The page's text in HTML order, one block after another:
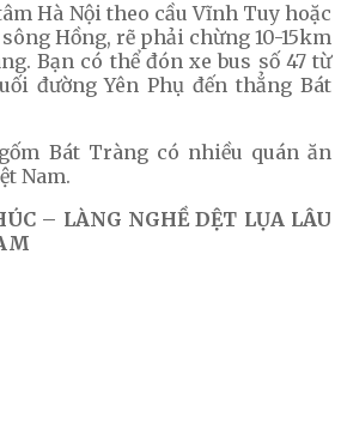
Hà Nội theo cầu Vĩnh Tuy hoặc
Hồng, rẽ phải chừng 10-15km
Bạn có thể đón xe bus số 47 từ
đường Yên Phụ đến thẳng Bát
Bát Tràng có nhiều quán ăn
Nam.
– LÀNG NGHỀ DỆT LỤA LÂU